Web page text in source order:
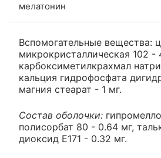
мелатонин
Вспомогательные вещества:
микрокристаллическая 102 -
карбоксиметилкрахмал
кальция гидрофосфата
магния стеарат - 1 мг.
Состав оболочки:
полисорбат 80 - 0.64 мг,
диоксид Е171 - 0.32 мг.